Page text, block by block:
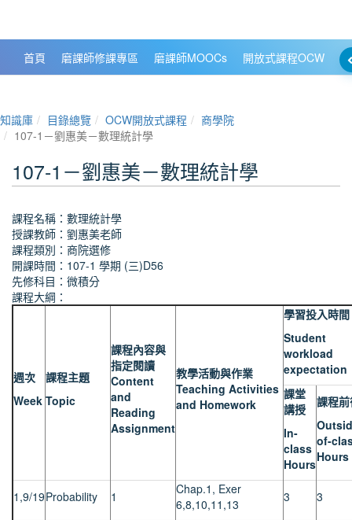
首頁 磨課師修課專區 磨課師MOOCs 開放式課程OCW
知識庫 目錄總覽 OCW開放式課程
商學院
107-1－劉惠美－數理統計學
107-1－劉惠美－數理統計學
課程名稱：數理統計學
授課教師：劉惠美老師
課程類別：商院選修
開課時間：107-1 學期 (三)D56
先修科目：微積分
課程大綱：
週次
Week
課程主題
Topic
課程內容與
指定閱讀
Content
and
Reading
Assignment
教學活動與作業
Teaching Activities
and Homework
學習投入時間
Student
workload
expectation
課堂
講授
In-
class
Hours
課程
of-
Hours
1,9/19Probability 1
Chap.1, Exer
6,8,10,11,13
3 3